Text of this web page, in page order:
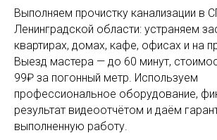
Выполняем прочистку канализации в
Ленинградской области: устраняем
квартирах, домах, кафе, офисах и на
Выезд мастера — до 60 минут,
99₽ за погонный метр. Используем
профессиональное оборудование,
результат видеоотчётом и даём
выполненную работу.